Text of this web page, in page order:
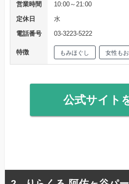
営業時間
10:00～21:00
定休日
水
電話番号
03-3223-5222
特徴 もみほぐし 女性も
公式サイト